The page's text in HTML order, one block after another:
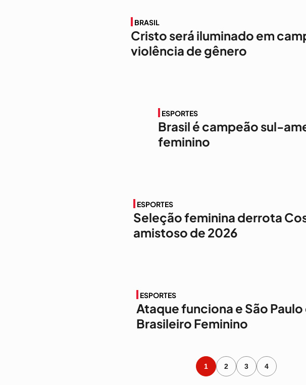
BRASIL
Cristo será iluminado em
violência de gênero
ESPORTES
Brasil é campeão sul-
feminino
ESPORTES
Seleção feminina derrota
amistoso de 2026
ESPORTES
Ataque funciona e São
Brasileiro Feminino
1 2 3 4